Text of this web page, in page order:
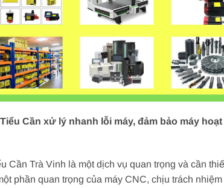
Cần xử lý nhanh lỗi máy, đảm bảo máy
Cần Trà Vinh là một dịch vụ quan trọng và cần
phần quan trọng của máy CNC, chịu trách